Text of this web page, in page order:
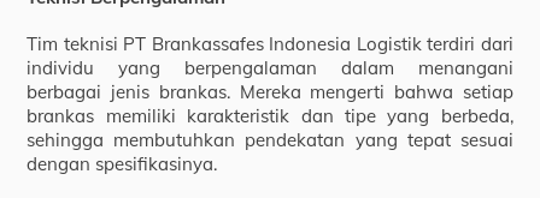
Tim teknisi PT Brankassafes Indonesia Logistik terdiri dari
individu yang berpengalaman dalam menangani
berbagai jenis brankas. Mereka mengerti bahwa setiap
brankas memiliki karakteristik dan tipe yang berbeda,
sehingga membutuhkan pendekatan yang tepat sesuai
dengan spesifikasinya.